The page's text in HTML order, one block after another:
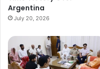
Argentina
July 20, 2026